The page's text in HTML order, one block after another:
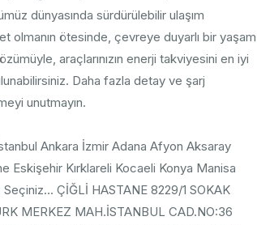
dünyasında sürdürülebilir ulaşım
olmanın ötesinde, çevreye duyarlı bir yaşam
araçlarınızın enerji takviyesini en iyi
Daha fazla detay ve şarj
unutmayın.
Ankara İzmir Adana Afyon Aksaray
Eskişehir Kırklareli Kocaeli Konya Manisa
ÇİĞLİ HASTANE 8229/1 SOKAK
MERKEZ MAH.İSTANBUL CAD.NO:36